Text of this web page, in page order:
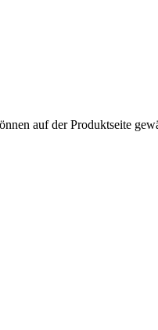
auf der Produktseite